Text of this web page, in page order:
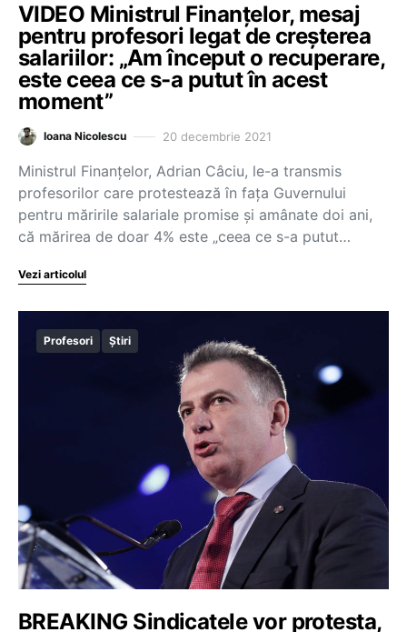
VIDEO Ministrul Finanțelor, mesaj
pentru profesori legat de creșterea
salariilor: „Am început o recuperare,
este ceea ce s-a putut în acest
moment”
Ioana Nicolescu 20 decembrie 2021
Ministrul Finanțelor, Adrian Câciu, le-a transmis
profesorilor care protestează în fața Guvernului
pentru măririle salariale promise și amânate doi ani,
că mărirea de doar 4% este „ceea ce s-a putut…
Vezi articolul
Profesori Știri
BREAKING Sindicatele vor protesta,